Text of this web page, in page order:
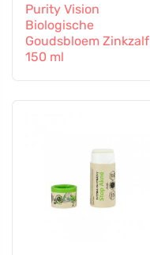
Purity Vision
Biologische
Goudsbloem Zinkzalf
150 ml